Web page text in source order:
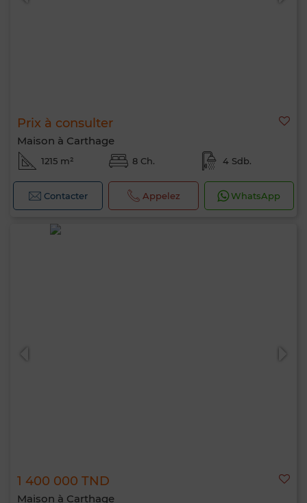
Prix à consulter
Maison à Carthage
1215 m² 8 Ch. 4 Sdb.
Contacter Appelez WhatsApp
1 400 000 TND
Maison à Carthage